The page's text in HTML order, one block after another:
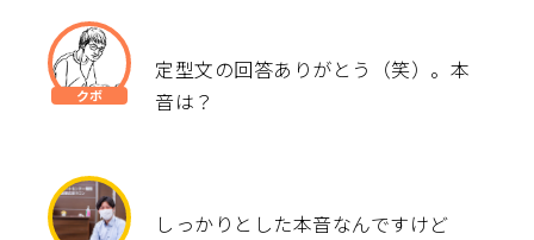
定型文の回答ありがとう（笑）。本
音は？
しっかりとした本音なんですけど